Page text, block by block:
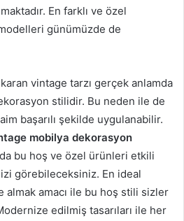
En farklı ve özel
günümüzde de
vintage tarzı gerçek anlamda
stilidir. Bu neden ile de
başarılı şekilde uygulanabilir.
mobilya dekorasyon
bu hoş ve özel ürünleri etkili
görebileceksiniz. En ideal
almak amacı ile bu hoş stili sizler
edilmiş tasarıları ile her